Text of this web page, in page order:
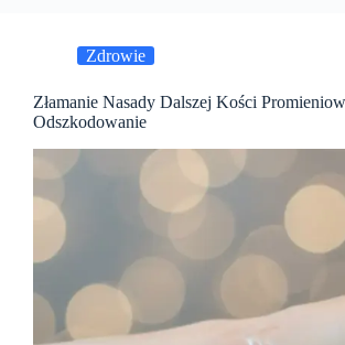
Zdrowie
Złamanie Nasady Dalszej Kości
Odszkodowanie